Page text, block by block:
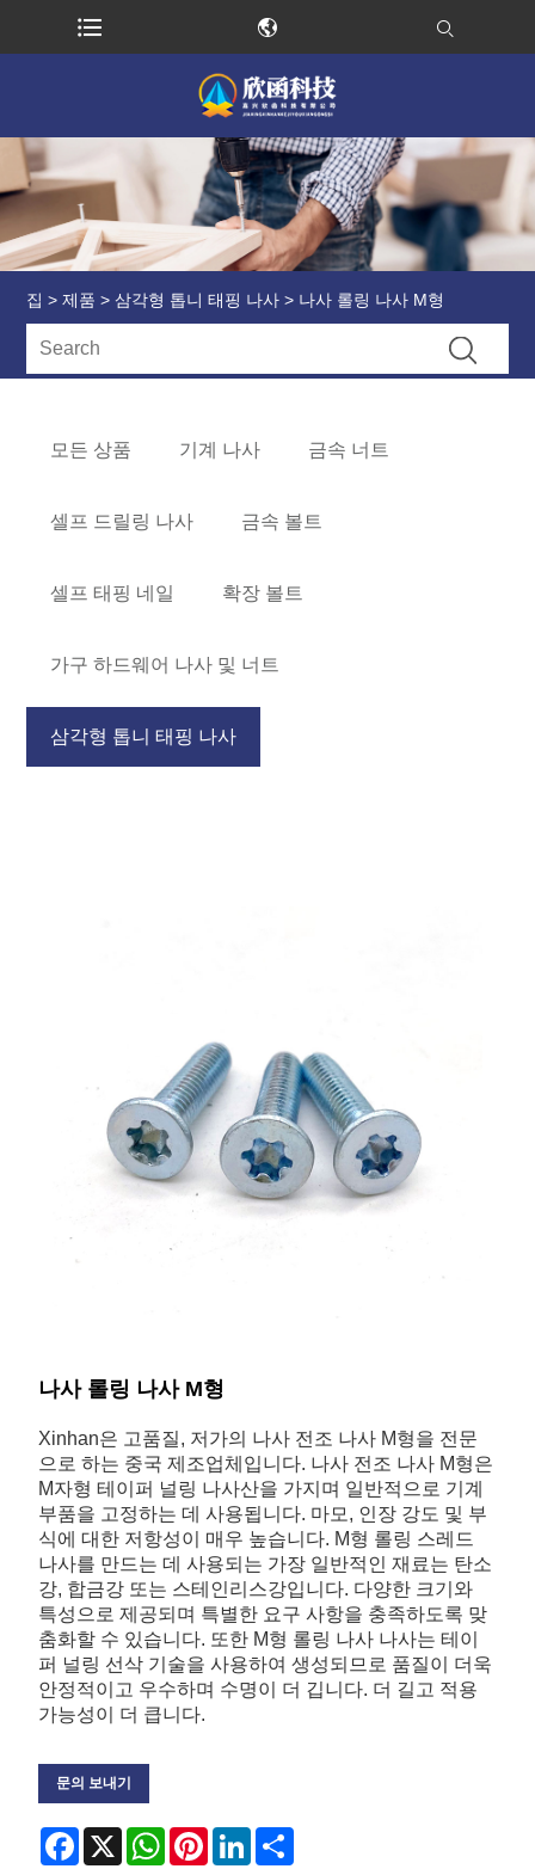
집 > 제품 >삼각형 톱니 태핑 나사 > 나사 롤링 나사 M형
모든 상품 기계 나사 금속 너트
셀프 드릴링 나사 금속 볼트
셀프 태핑 네일 확장 볼트
가구 하드웨어 나사 및 너트
삼각형 톱니 태핑 나사
나사 롤링 나사 M형
Xinhan은 고품질, 저가의 나사 전조 나사 M형을 전문
으로 하는 중국 제조업체입니다. 나사 전조 나사 M형은
M자형 테이퍼 널링 나사산을 가지며 일반적으로 기계
부품을 고정하는 데 사용됩니다. 마모, 인장 강도 및 부
식에 대한 저항성이 매우 높습니다. M형 롤링 스레드
나사를 만드는 데 사용되는 가장 일반적인 재료는 탄소
강, 합금강 또는 스테인리스강입니다. 다양한 크기와
특성으로 제공되며 특별한 요구 사항을 충족하도록 맞
춤화할 수 있습니다. 또한 M형 롤링 나사 나사는 테이
퍼 널링 선삭 기술을 사용하여 생성되므로 품질이 더욱
안정적이고 우수하며 수명이 더 깁니다. 더 길고 적용
가능성이 더 큽니다.
문의 보내기
Facebook
X WhatsApp
PinterestLinkedIn